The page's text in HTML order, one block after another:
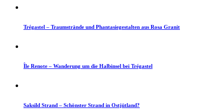
Trégastel – Traumstrände und Phantasiegestalten aus Rosa Granit
Île Renote – Wanderung um die Halbinsel bei Trégastel
Saksild Strand – Schönster Strand in Ostjütland?